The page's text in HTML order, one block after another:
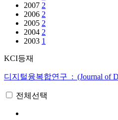
2007 2
2006 2
2005 2
2004 2
2003 1
KCI등재
디지털융복합연구 : (Journal of
전체선택